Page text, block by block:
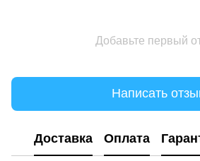
Добавьте первый
Написать
Доставка Оплата